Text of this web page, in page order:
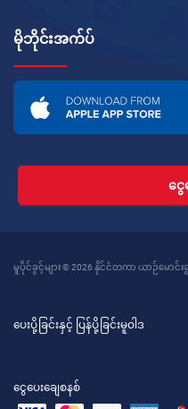
မိုဘိုင်းအက်ပ်
ငွေ
မူပိုင်ခွင့်များ © 2026 နိုင်ငံတကာ ယာဉ်မေ
ပေးပို့ခြင်းနှင့် ပြန်ပို့ခြင်းမူဝါဒ
ငွေပေးချေစနစ်